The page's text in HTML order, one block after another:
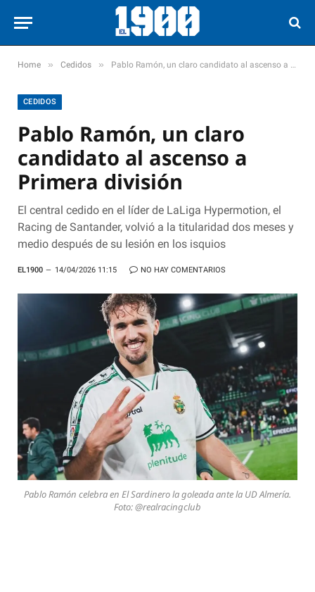
Home » Cedidos » Pablo Ramón, un claro candidato al ascenso a Primera división
CEDIDOS
Pablo Ramón, un claro
candidato al ascenso a
Primera división
El central cedido en el líder de LaLiga Hypermotion, el
Racing de Santander, volvió a la titularidad dos meses y
medio después de su lesión en los isquios
EL1900 14/04/2026 11:15 NO HAY COMENTARIOS
Pablo Ramón celebra en El Sardinero la goleada ante la UD Almería.
Foto: @realracingclub